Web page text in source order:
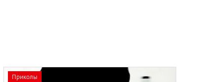
Приколы